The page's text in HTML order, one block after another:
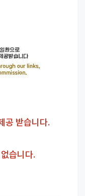
공 받습니다.
습니다.